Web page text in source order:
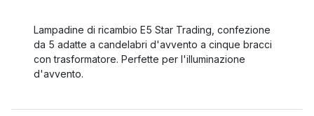
Lampadine di ricambio E5 Star Trading, confezione
da 5 adatte a candelabri d'avvento a cinque bracci
con trasformatore. Perfette per l'illuminazione
d'avvento.